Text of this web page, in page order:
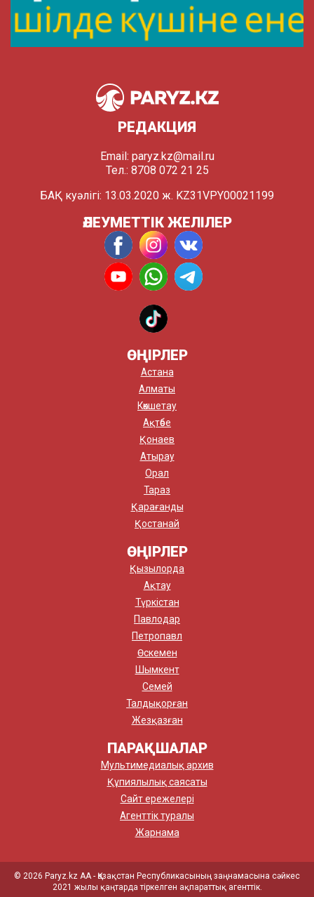
РЕДАКЦИЯ
Email: paryz.kz@mail.ru
Тел.: 8708 072 21 25
БАҚ куәлігі: 13.03.2020 ж. KZ31VPY00021199
ӘЛЕУМЕТТІК ЖЕЛІЛЕР
ӨҢІРЛЕР
Астана
Алматы
Көкшетау
Ақтөбе
Қонаев
Атырау
Орал
Тараз
Қарағанды
Қостанай
ӨҢІРЛЕР
Қызылорда
Ақтау
Түркістан
Павлодар
Петропавл
Өскемен
Шымкент
Семей
Талдықорған
Жезқазған
ПАРАҚШАЛАР
Мультимедиалық архив
Құпиялылық саясаты
Сайт ережелері
Агенттік туралы
Жарнама
© 2026 Paryz.kz АА - Қазақстан Республикасының заңнамасына сәйкес
2021 жылы қаңтарда тіркелген ақпараттық агенттік.